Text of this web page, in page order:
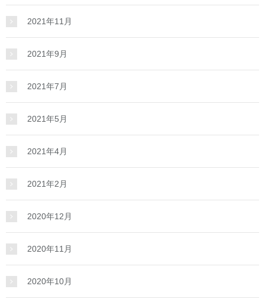
2021年11月
2021年9月
2021年7月
2021年5月
2021年4月
2021年2月
2020年12月
2020年11月
2020年10月